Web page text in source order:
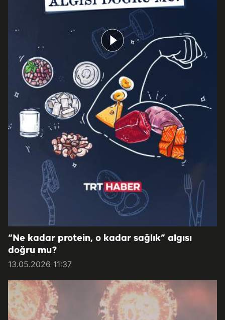
“Ne kadar protein, o kadar sağlık” algısı
doğru mu?
13.05.2026 11:37